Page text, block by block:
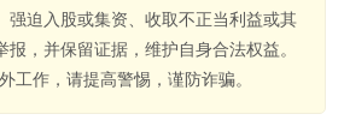
强迫入股或集资、收取不正当利益或其
，并保留证据，维护自身合法权益。
工作，请提高警惕，谨防诈骗。